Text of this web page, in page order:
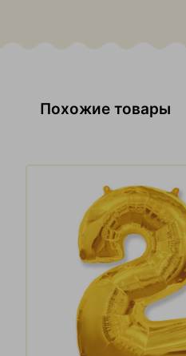
Похожие товары